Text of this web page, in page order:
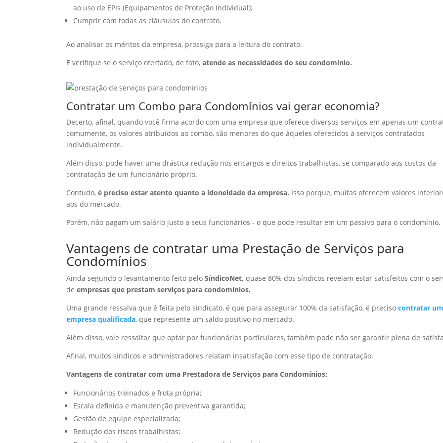
ao uso de EPIs (Equipamentos de Proteção Individual);
Cumprir com todas as cláusulas do contrato.
Ao analisar os méritos da empresa, prossiga para a leitura do contrato.
E verifique se o serviço ofertado, de fato,atende as necessidades do seu condomínio.
Contratar um Combo para Condomínios vai gerar economia?
Decerto, afinal, quando você firma acordo com uma empresa que oferece diversos serviços em apenas um
comumente, os valores atribuídos ao combo, são menores do que àqueles oferecidos à serviços contratados
individualmente.
Além disso, pode haver uma drástica redução nos encargos e direitos trabalhistas, se comparado aos custos da
contratação de um funcionário próprio.
Contudo,é preciso estar atento quanto a idoneidade da empresa. Isso porque, muitas oferecem valores
aos do mercado.
Porém, não pagam um salário justo a seus funcionários - o que pode resultar em um passivo para o condomínio.
Vantagens de contratar uma Prestação de Serviços para
Condomínios
Ainda segundo o levantamento feito peloSíndicoNet,quase 80% dos síndicos revelam estar satisfeitos com o
deempresas que prestam serviços para condomínios.
Uma grande ressalva que é feita pelo sindicato, é que para assegurar 100% da satisfação, é precisocontratar
empresa qualificada, que represente um saldo positivo no mercado.
Além disso, vale ressaltar que optar por funcionários particulares, também pode não ser garantir plena de
Afinal, muitos síndicos e administradores relatam insatisfação com esse tipo de contratação.
Vantagens de contratar com uma Prestadora de Serviços para Condomínios:
Funcionários treinados e frota própria;
Escala definida e manutenção preventiva garantida;
Gestão de equipe especializada;
Redução dos riscos trabalhistas;